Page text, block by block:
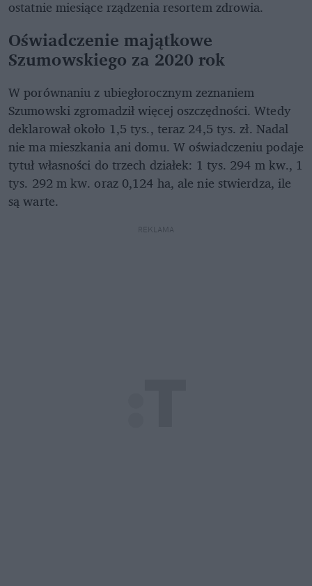
ostatnie miesiące rządzenia resortem zdrowia.
Oświadczenie majątkowe
Szumowskiego za 2020 rok
W porównaniu z ubiegłorocznym zeznaniem
Szumowski zgromadził więcej oszczędności. Wtedy
deklarował około 1,5 tys., teraz 24,5 tys. zł. Nadal
nie ma mieszkania ani domu. W oświadczeniu podaje
tytuł własności do trzech działek: 1 tys. 294 m kw., 1
tys. 292 m kw. oraz 0,124 ha, ale nie stwierdza, ile
są warte.
REKLAMA